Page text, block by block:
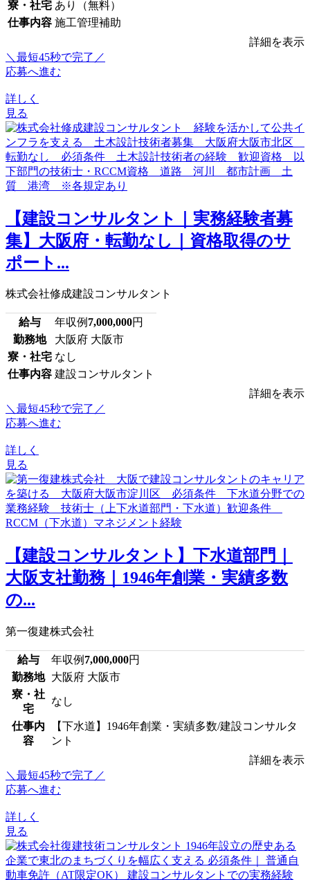
寮・社宅 あり（無料）
仕事内容 施工管理補助
詳細を表示
＼最短45秒で完了／
応募へ進む
詳しく
見る
【建設コンサルタント｜実務経験者募
集】大阪府・転勤なし｜資格取得のサ
ポート...
株式会社修成建設コンサルタント
給与 年収例 7,000,000円
勤務地
大阪府 大阪市
寮・社宅 なし
仕事内容 建設コンサルタント
詳細を表示
＼最短45秒で完了／
応募へ進む
詳しく
見る
【建設コンサルタント】下水道部門｜
大阪支社勤務｜1946年創業・実績多数
の...
第一復建株式会社
給与 年収例 7,000,000円
勤務地
大阪府 大阪市
寮・社
宅
なし
仕事内
容
【下水道】1946年創業・実績多数/建設コンサルタ
ント
詳細を表示
＼最短45秒で完了／
応募へ進む
詳しく
見る